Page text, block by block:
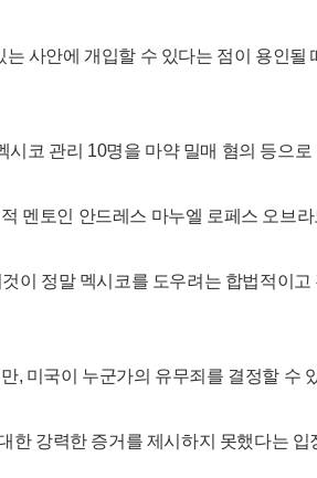
사안에 개입할 수 있다는 점이 용인될
시코 관리 10명을 마약 밀매 혐의 등으로
멘토인 안드레스 마누엘 로페스 오브
이 정말 멕시코를 도우려는 합법적이
, 미국이 누군가의 유무죄를 결정할 수
한 강력한 증거를 제시하지 못했다는